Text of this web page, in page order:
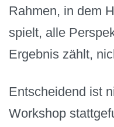
Rahmen, in dem
spielt, alle
Ergebnis zählt,
Entscheidend ist
Workshop